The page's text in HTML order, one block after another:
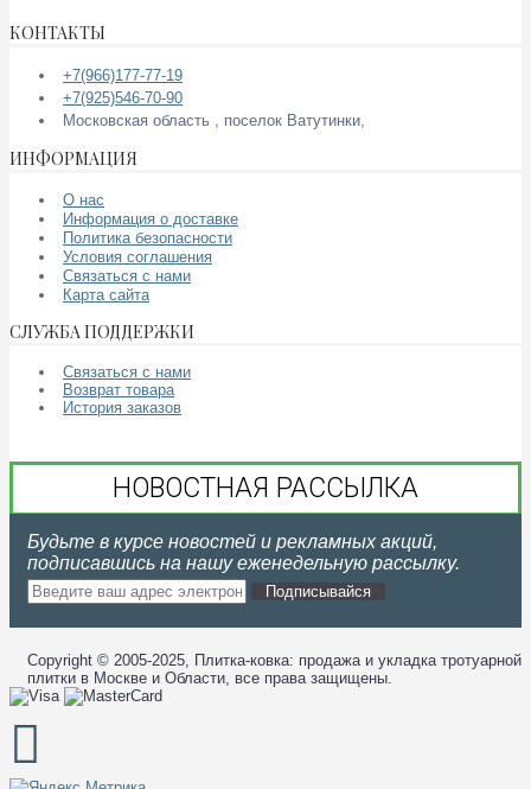
КОНТАКТЫ
+7(966)177-77-19
+7(925)546-70-90
Московская область , поселок Ватутинки,
ИНФОРМАЦИЯ
О нас
Информация о доставке
Политика безопасности
Условия соглашения
Связаться с нами
Карта сайта
СЛУЖБА ПОДДЕРЖКИ
Связаться с нами
Возврат товара
История заказов
НОВОСТНАЯ РАССЫЛКА
Будьте в курсе новостей и рекламных акций,
подписавшись на нашу еженедельную рассылку.
Подписывайся
Copyright © 2005-2025, Плитка-ковка: продажа и укладка тротуарной
плитки в Москве и Области, все права защищены.